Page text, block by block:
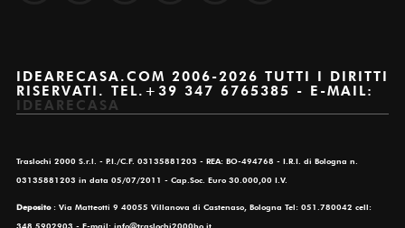
IDEARECASA.COM 2006-2026 TUTTI I DIRITTI
RISERVATI. TEL.+39 347 6765385 - E-MAIL:
IDEARECASA
Traslochi 2000 S.r.l. - P.I./C.F. 03135881203 - REA: BO-494768 - I.R.I. di Bologna n.
03135881203 in data 05/07/2011 - Cap.Soc. Euro 30.000,00 I.V.
Deposito: Via Matteotti 9 40055 Villanova di Castenaso, Bologna Tel: 051.780042 cell:
348.5902903 - E-mail: info@traslochi2000bo.it